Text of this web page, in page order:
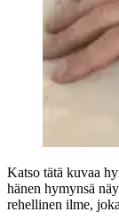
Katso tätä kuvaa
hänen hymynsä
rehellinen ilme,